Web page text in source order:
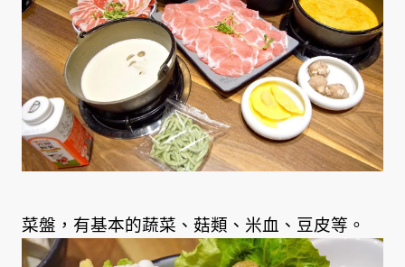
菜盤，有基本的蔬菜、菇類、米血、豆皮等。